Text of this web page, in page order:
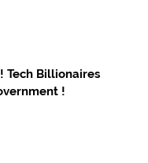
Tech Billionaires
!